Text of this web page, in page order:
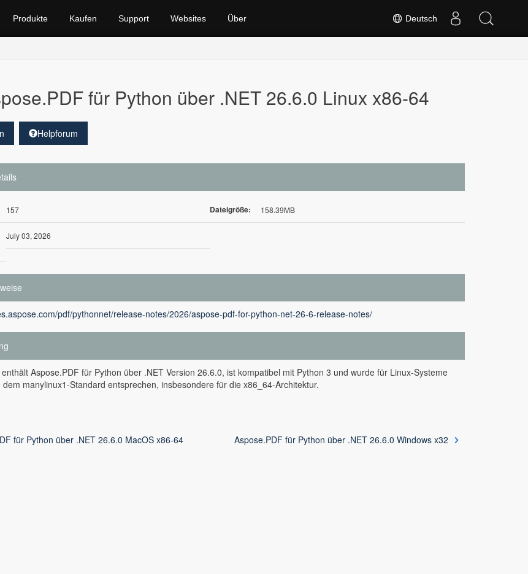
Deutsch
Produkte Kaufen Support Websites Über
für Python über .NET 26.6.0 Linux x86-64
Helpforum
157 Dateigröße: 158.39MB
July 03, 2026
pdf/pythonnet/release-notes/2026/aspose-pdf-for-python-net-26-6-release-notes/
Aspose.PDF für Python über .NET Version 26.6.0, ist kompatibel mit Python 3 und wurde für Linux-Systeme
dem manylinux1-Standard entsprechen, insbesondere für die x86_64-Architektur.
für Python über .NET 26.6.0 MacOS x86-64 Aspose.PDF für Python über .NET 26.6.0 Windows x32